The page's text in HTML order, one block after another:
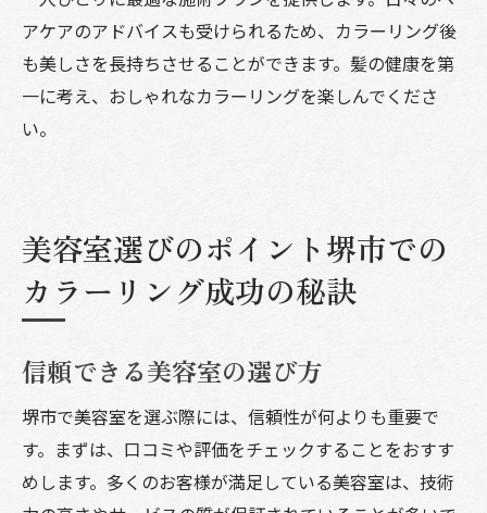
アケアのアドバイスも受けられるため、カラーリング後
も美しさを長持ちさせることができます。髪の健康を第
一に考え、おしゃれなカラーリングを楽しんでくださ
い。
美容室選びのポイント堺市での
カラーリング成功の秘訣
信頼できる美容室の選び方
堺市で美容室を選ぶ際には、信頼性が何よりも重要で
す。まずは、口コミや評価をチェックすることをおすす
めします。多くのお客様が満足している美容室は、技術